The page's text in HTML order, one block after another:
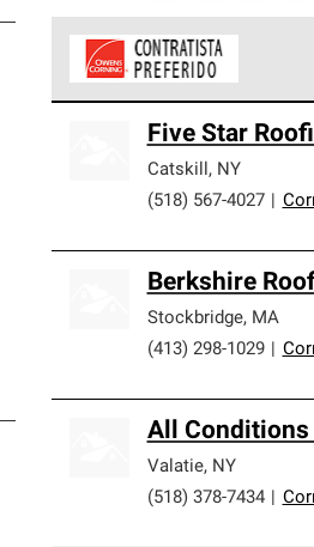
cumplen con altos
Five Star
Catskill , NY
(518) 567-4027
Berkshire
Stockbridge, MA
(413) 298-1029
All Conditions
Valatie, NY
(518) 378-7434